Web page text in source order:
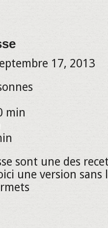
17, 2013
min
sont une des
une version sans